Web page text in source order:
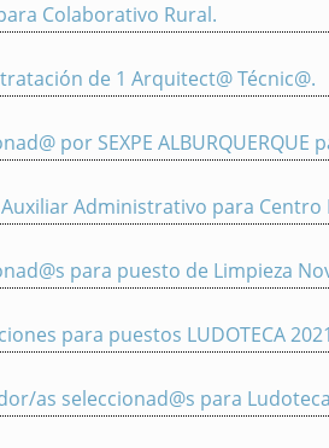
Colaborativo Rural.
de 1 Arquitect@ Técnic@.
por SEXPE
Administrativo para Centro
para puesto de Limpieza
para puestos LUDOTECA
as seleccionad@s para